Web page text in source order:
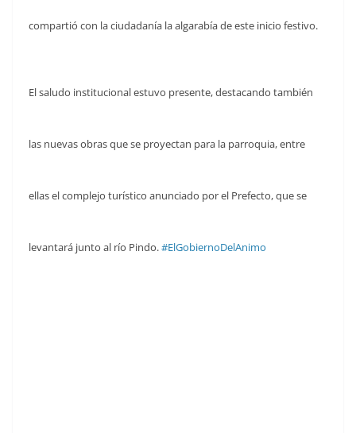
compartió con la ciudadanía la algarabía de este inicio festivo.
El saludo institucional estuvo presente, destacando también
las nuevas obras que se proyectan para la parroquia, entre
ellas el complejo turístico anunciado por el Prefecto, que se
levantará junto al río Pindo.#ElGobiernoDelAnimo